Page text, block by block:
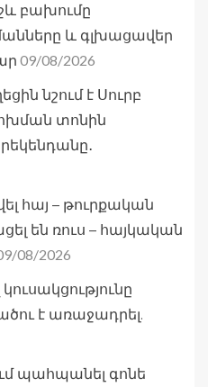
բախումը
և գլխացավեր
09/08/2026
նշում է Սուրբ
տոնին
հայ – թուրքական
են ռուս – հայկական
08/2026
է առաջադրել.
պահպանել գոնե